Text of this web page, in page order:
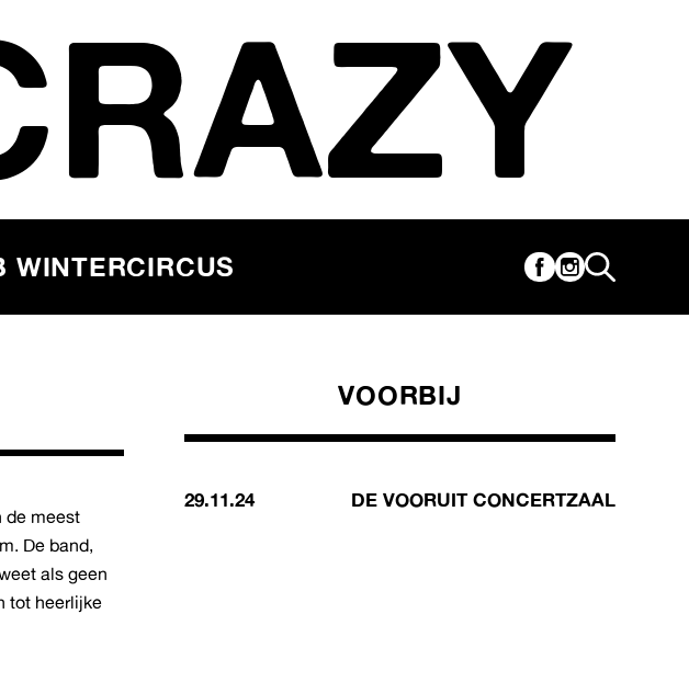
WINTERCIRCUS
de meest
De band,
als geen
tot heerlijke
VOORBIJ
29.11.24 DE VOORUIT CONCERTZAAL